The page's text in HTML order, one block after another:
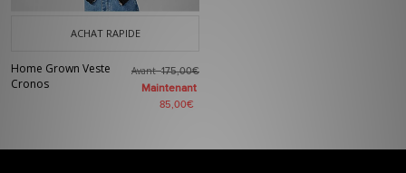
ACHAT RAPIDE
Home Grown Veste
Cronos
Avant175,00€
Maintenant
85,00€